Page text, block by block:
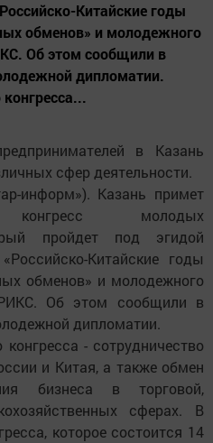
Китайские годы
обменов» и молодежного
Об этом сообщили в
дипломатии.
в Казань
сфер деятельности.
информ»). Казань примет
конгресс молодых
пройдет под эгидой
Китайские годы
обменов» и молодежного
Об этом сообщили в
дипломатии.
- сотрудничество
и Китая, а также обмен
бизнеса в торговой,
сферах. В
которое состоится 14